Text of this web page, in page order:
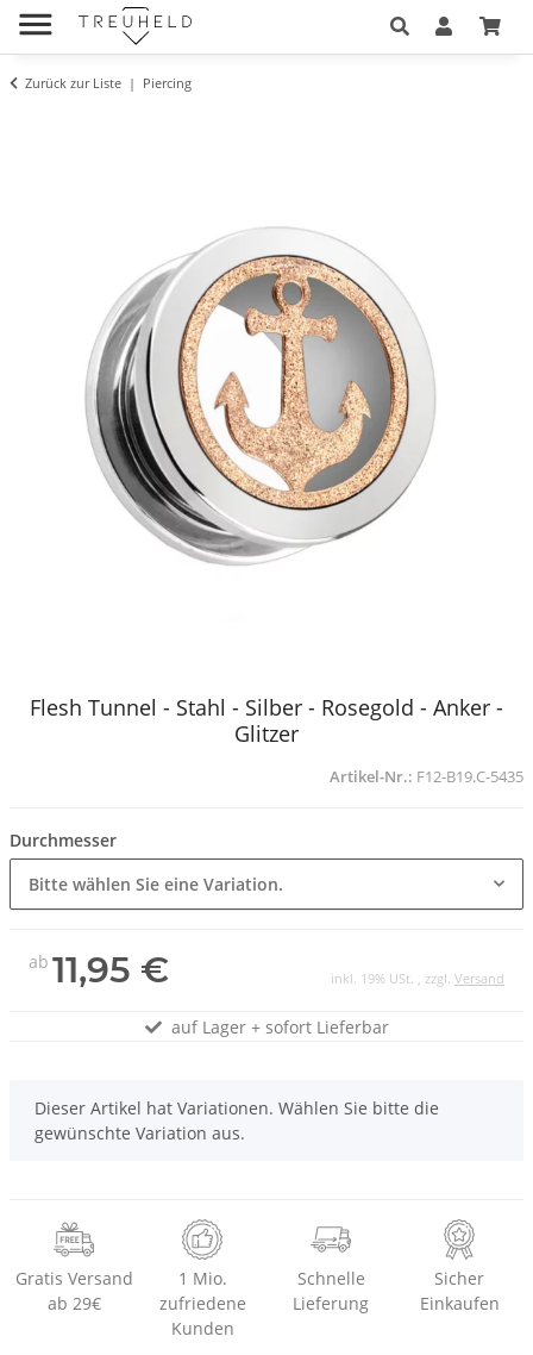
Zurück zur Liste Piercing
Flesh Tunnel - Stahl - Silber - Rosegold - Anker -
Glitzer
Artikel-Nr.: F12-B19.C-5435
Durchmesser
Bitte wählen Sie eine Variation.
ab 11,95 € inkl. 19% USt. , zzgl. Versand
auf Lager + sofort Lieferbar
x
Dieser Artikel hat Variationen. Wählen Sie bitte die
gewünschte Variation aus.
Gratis Versand
ab 29€
1 Mio.
zufriedene
Kunden
Schnelle
Lieferung
Sicher
Einkaufen